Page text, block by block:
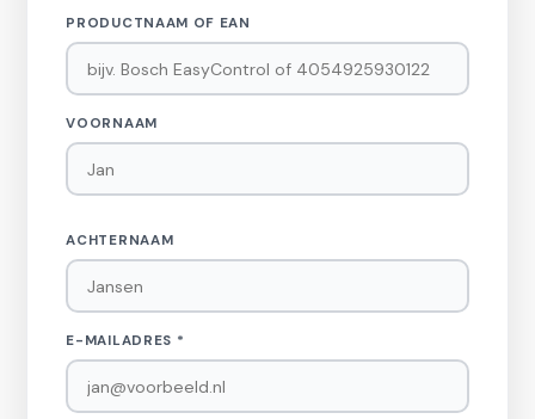
PRODUCTNAAM OF EAN
VOORNAAM
ACHTERNAAM
E-MAILADRES *